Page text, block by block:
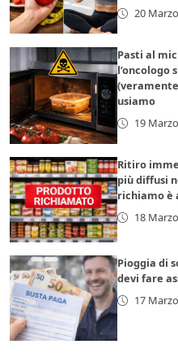
20
Pasti al
l’oncologo
usiamo
19
Ritiro
più diffusi
richiamo è
18
Pioggia di
devi fare
17